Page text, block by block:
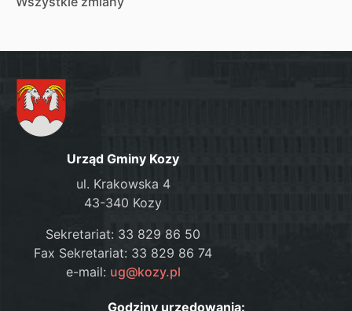
Urząd Gminy Kozy
ul. Krakowska 4
43-340 Kozy
Sekretariat: 33 829 86 50
Fax Sekretariat: 33 829 86 74
e-mail: ug@kozy.pl
Godziny urzędowania: